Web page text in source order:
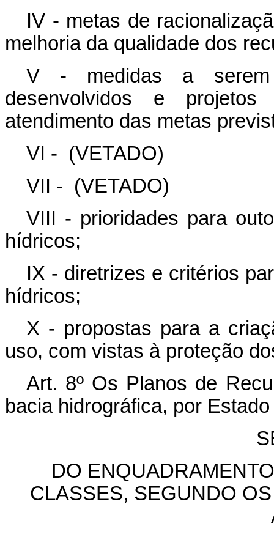
IV - metas de
melhoria da qualidade dos
V - medidas a serem
desenvolvidos e
atendimento das metas
VI - (VETADO)
VII - (VETADO)
VIII - prioridades para
hídricos;
IX - diretrizes e critérios
hídricos;
X - propostas para a
uso, com vistas à proteção
Art. 8º Os Planos de
bacia hidrográfica, por
DO
CLASSES, SEGUNDO